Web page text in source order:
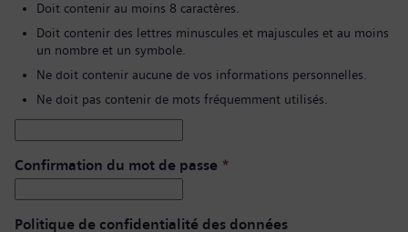
Doit contenir au moins 8 caractères.
Doit contenir des lettres minuscules et majuscules et au moins
un nombre et un symbole.
Ne doit contenir aucune de vos informations personnelles.
Ne doit pas contenir de mots fréquemment utilisés.
Confirmation du mot de passe *
Politique de confidentialité des données